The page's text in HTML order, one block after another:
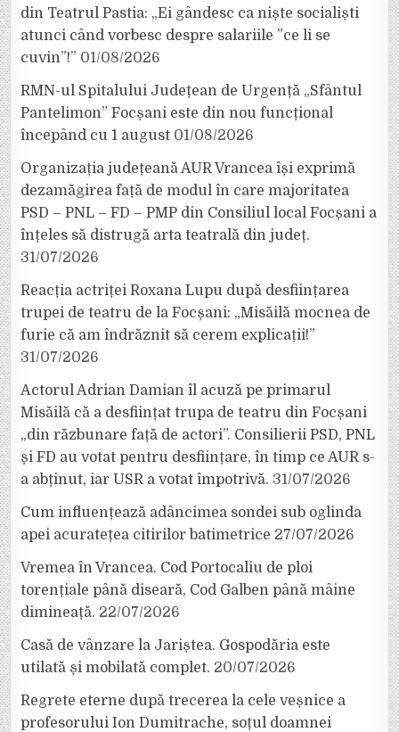
din Teatrul Pastia: „Ei gândesc ca niște socialiști
atunci când vorbesc despre salariile ”ce li se
cuvin”!” 01/08/2026
RMN-ul Spitalului Județean de Urgență „Sfântul
Pantelimon” Focșani este din nou funcțional
începând cu 1 august 01/08/2026
Organizația județeană AUR Vrancea își exprimă
dezamăgirea față de modul în care majoritatea
PSD – PNL – FD – PMP din Consiliul local Focșani a
înțeles să distrugă arta teatrală din județ.
31/07/2026
Reacția actriței Roxana Lupu după desființarea
trupei de teatru de la Focșani: „Misăilă mocnea de
furie că am îndrăznit să cerem explicații!”
31/07/2026
Actorul Adrian Damian îl acuză pe primarul
Misăilă că a desființat trupa de teatru din Focșani
„din răzbunare față de actori”. Consilierii PSD, PNL
și FD au votat pentru desființare, în timp ce AUR s-
a abținut, iar USR a votat împotrivă. 31/07/2026
Cum influențează adâncimea sondei sub oglinda
apei acuratețea citirilor batimetrice 27/07/2026
Vremea în Vrancea. Cod Portocaliu de ploi
torențiale până diseară, Cod Galben până mâine
dimineață. 22/07/2026
Casă de vânzare la Jariștea. Gospodăria este
utilată și mobilată complet. 20/07/2026
Regrete eterne după trecerea la cele veșnice a
profesorului Ion Dumitrache, soțul doamnei